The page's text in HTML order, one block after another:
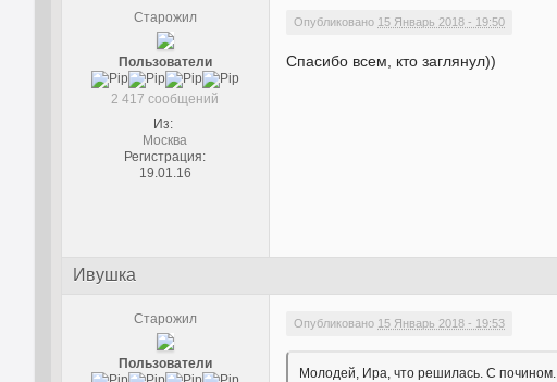
Старожил
Пользователи
2 417 сообщений
Из:
Москва
Регистрация:
19.01.16
Опубликовано 15 Январь 2018 - 19:50
Спасибо всем, кто заглянул))
Ивушка
Старожил
Пользователи
Опубликовано 15 Январь 2018 - 19:53
Молодей, Ира, что решилась. С почином.